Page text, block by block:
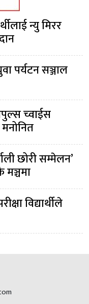
न्यु मिरर
पर्यटन सञ्जाल
च्वाईस
छोरी सम्मेलन’
विद्यार्थीले